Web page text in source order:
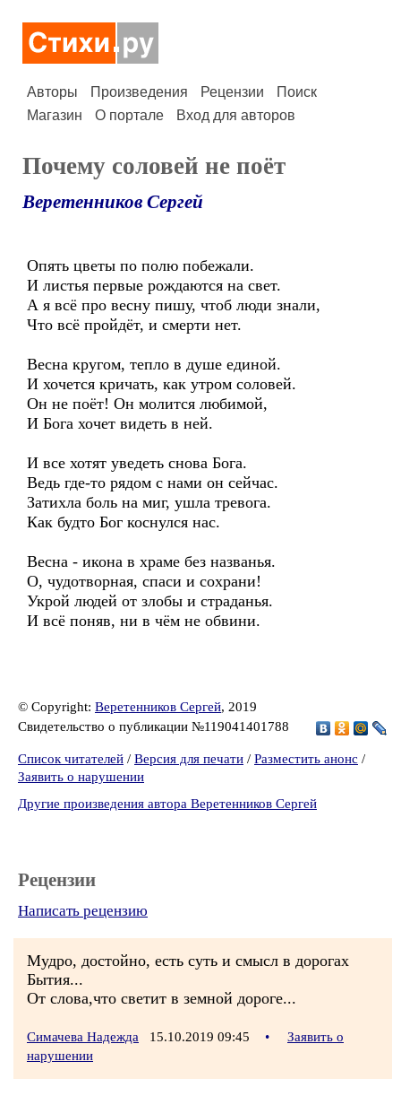
Авторы Произведения Рецензии
Поиск
Магазин
О портале Вход для авторов
Почему соловей не поёт
Веретенников Сергей
Опять цветы по полю побежали.
И листья первые рождаются на свет.
А я всё про весну пишу, чтоб люди знали,
Что всё пройдёт, и смерти нет.
Весна кругом, тепло в душе единой.
И хочется кричать, как утром соловей.
Он не поёт! Он молится любимой,
И Бога хочет видеть в ней.
И все хотят уведеть снова Бога.
Ведь где-то рядом с нами он сейчас.
Затихла боль на миг, ушла тревога.
Как будто Бог коснулся нас.
Весна - икона в храме без названья.
О, чудотворная, спаси и сохрани!
Укрой людей от злобы и страданья.
И всё поняв, ни в чём не обвини.
© Copyright: Веретенников Сергей, 2019
Свидетельство о публикации №119041401788
Список читателей / Версия для печати / Разместить анонс /
Заявить о нарушении
Другие произведения автора Веретенников Сергей
Рецензии
Написать рецензию
Мудро, достойно, есть суть и смысл в дорогах
Бытия...
От слова,что светит в земной дороге...
Симачева Надежда 15.10.2019 09:45 •
Заявить о
нарушении